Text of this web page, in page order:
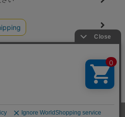
ついて
シー お問い合わせ
京都きもの町All Rights reserved.